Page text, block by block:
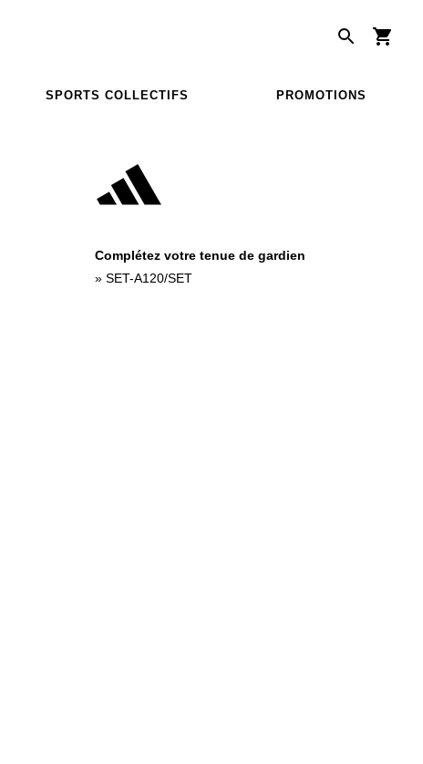
SPORTS COLLECTIFS PROMOTIONS
Complétez votre tenue de gardien
» SET-A120/SET